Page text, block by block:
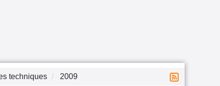
techniques 2009